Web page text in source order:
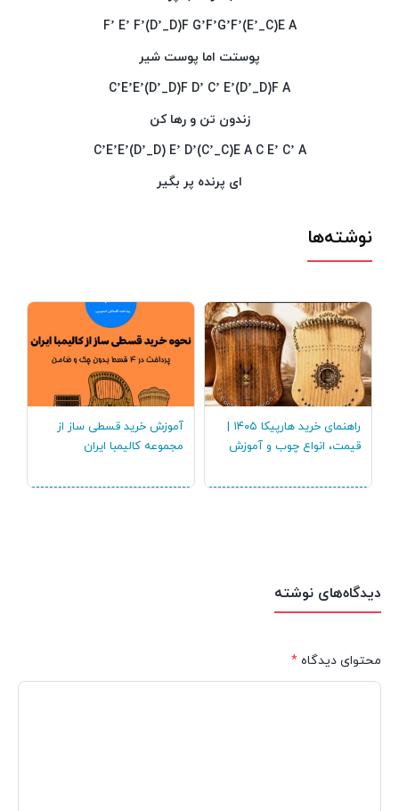
F’ E’ F’(D’_D)F G’F’G’F’(E’_C)E A
پوستت اما پوست شیر
C’E’E’(D’_D)F D’ C’ E’(D’_D)F A
زندون تن و رها کن
C’E’E’(D’_D) E’ D’(C’_C)E A C E’ C’ A
ای پرنده پر بگیر
نوشته‌ها
راهنمای خرید هارپیکا ۱۴۰۵ |
قیمت، انواع چوب و آموزش
آموزش خرید قسطی ساز از
مجموعه کالیمبا ایران
دیدگاه‌های نوشته
محتوای دیدگاه *